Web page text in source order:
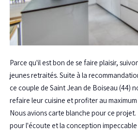
Parce qu'il est bon de se faire plaisir,
jeunes retraités. Suite à la
ce couple de Saint Jean de Boiseau (44)
refaire leur cuisine et profiter au
Nous avions carte blanche pour ce
pour l'écoute et la conception